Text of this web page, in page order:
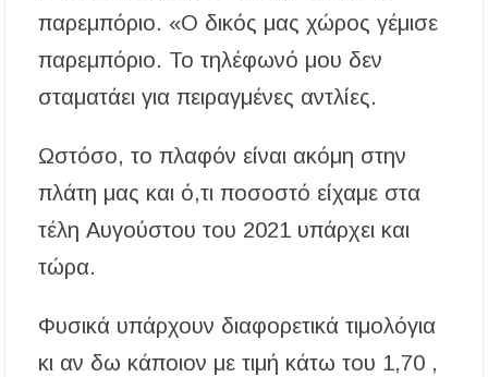
παρεμπόριο. «Ο δικός μας χώρος γέμισε
παρεμπόριο. Το τηλέφωνό μου δεν
σταματάει για πειραγμένες αντλίες.
Ωστόσο, το πλαφόν είναι ακόμη στην
πλάτη μας και ό,τι ποσοστό είχαμε στα
τέλη Αυγούστου του 2021 υπάρχει και
τώρα.
Φυσικά υπάρχουν διαφορετικά τιμολόγια
κι αν δω κάποιον με τιμή κάτω του 1,70 ,